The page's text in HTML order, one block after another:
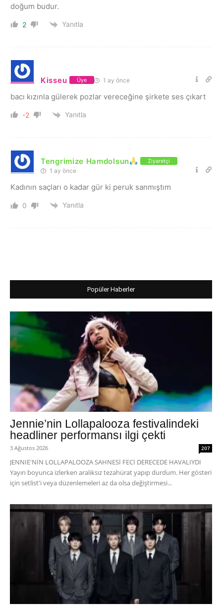
doğum budur.
2 Yanıtla
Kisseu Üye 1 ay önce
bacı kızınla gülerek pozlar vereceğine şirkete ses çıkart
-2 Yanıtla
Tengrimize Hamdolsun Ziyaretçi
1 ay önce
Kadının saçları o kadar gür ki peruk sanmıştım
0 Yanıtla
Popüler Haberler
Jennie’nin Lollapalooza festivalindeki
headliner performansı ilgi çekti
3 Ağustos 2026 207
JENNIE'NİN LOLLAPALOOZA SAHNESİ FECİ DERECEDE HAVALIYDI
Yayın boyunca izlerken aralıksız tezahürat yapıp durdum. Her gösteri
için setlist'i veya düzenlemeleri az da olsa değiştirmesi...